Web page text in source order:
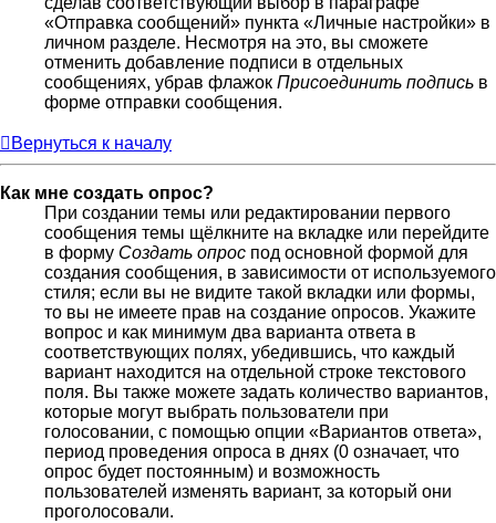
«Отправка сообщений» пункта «Личные настройки» в
личном разделе. Несмотря на это, вы сможете
отменить добавление подписи в отдельных
сообщениях, убрав флажок Присоединить подпись в
форме отправки сообщения.
Вернуться к началу
Как мне создать опрос?
При создании темы или редактировании первого
сообщения темы щёлкните на вкладке или перейдите
в форму Создать опрос под основной формой для
создания сообщения, в зависимости от используемого
стиля; если вы не видите такой вкладки или формы,
то вы не имеете прав на создание опросов. Укажите
вопрос и как минимум два варианта ответа в
соответствующих полях, убедившись, что каждый
вариант находится на отдельной строке текстового
поля. Вы также можете задать количество вариантов,
которые могут выбрать пользователи при
голосовании, с помощью опции «Вариантов ответа»,
период проведения опроса в днях (0 означает, что
опрос будет постоянным) и возможность
пользователей изменять вариант, за который они
проголосовали.